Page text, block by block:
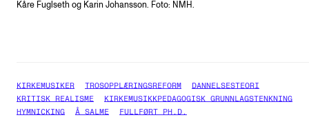
Kåre Fuglseth og Karin Johansson. Foto: NMH.
KIRKEMUSIKER TROSOPPLÆRINGSREFORM
DANNELSESTEORI
KRITISK REALISME
KIRKEMUSIKKPEDAGOGISK GRUNNLAGSTENKNING
HYMNICKING
Å SALME FULLFØRT PH.D.